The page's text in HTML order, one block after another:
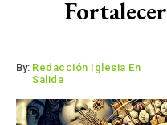
By: Redacción Iglesia En
Salida